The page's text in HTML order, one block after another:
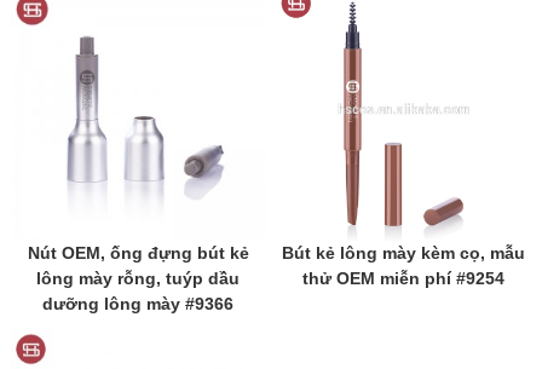
Nút OEM, ống đựng bút kẻ
lông mày rỗng, tuýp dầu
dưỡng lông mày #9366
Bút kẻ lông mày kèm cọ, mẫu
thử OEM miễn phí #9254